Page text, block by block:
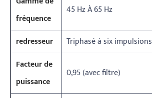
fréquence
45 Hz À 65 Hz
redresseur
Triphasé à six impulsions
Facteur de
puissance
0,95 (avec filtre)